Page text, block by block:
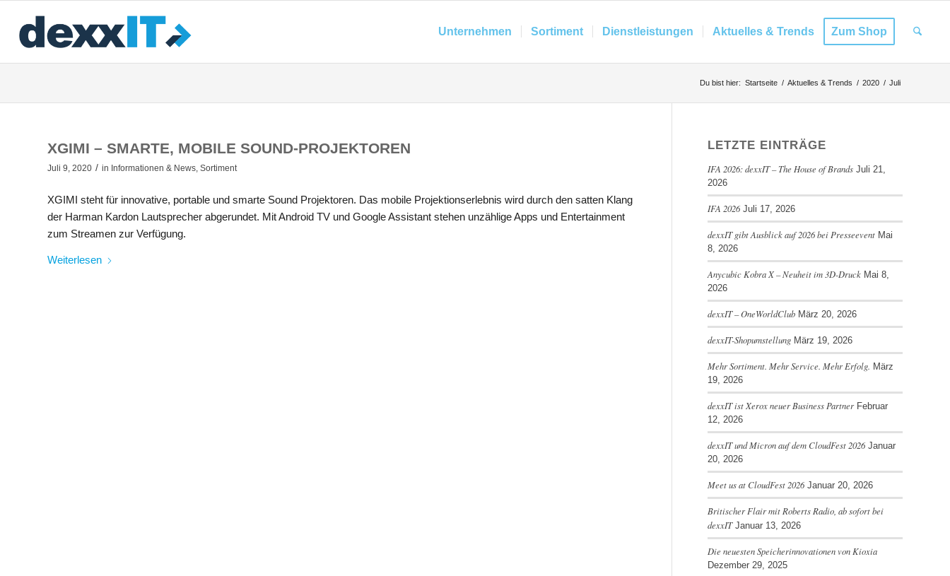
Unternehmen Sortiment Dienstleistungen Aktuelles & Trends Zum Shop
Du bist hier: Startseite / Aktuelles & Trends / 2020 / Juli
XGIMI – SMARTE, MOBILE SOUND-PROJEKTOREN
Juli 9, 2020 / in Informationen & News, Sortiment
XGIMI steht für innovative, portable und smarte Sound Projektoren. Das mobile Projektionserlebnis wird durch den satten Klang
der Harman Kardon Lautsprecher abgerundet. Mit Android TV und Google Assistant stehen unzählige Apps und Entertainment
zum Streamen zur Verfügung.
Weiterlesen
LETZTE EINTRÄGE
IFA 2026: dexxIT – The House of Brands Juli 21,
2026
IFA 2026 Juli 17, 2026
dexxIT gibt Ausblick auf 2026 bei Presseevent Mai
8, 2026
Anycubic Kobra X – Neuheit im 3D-Druck Mai 8,
2026
dexxIT – OneWorldClub März 20, 2026
dexxIT-Shopumstellung März 19, 2026
Mehr Sortiment. Mehr Service. Mehr Erfolg. März
19, 2026
dexxIT ist Xerox neuer Business Partner Februar
12, 2026
dexxIT und Micron auf dem CloudFest 2026 Januar
20, 2026
Meet us at CloudFest 2026 Januar 20, 2026
Britischer Flair mit Roberts Radio, ab sofort bei
dexxIT Januar 13, 2026
Die neuesten Speicherinnovationen von Kioxia
Dezember 29, 2025